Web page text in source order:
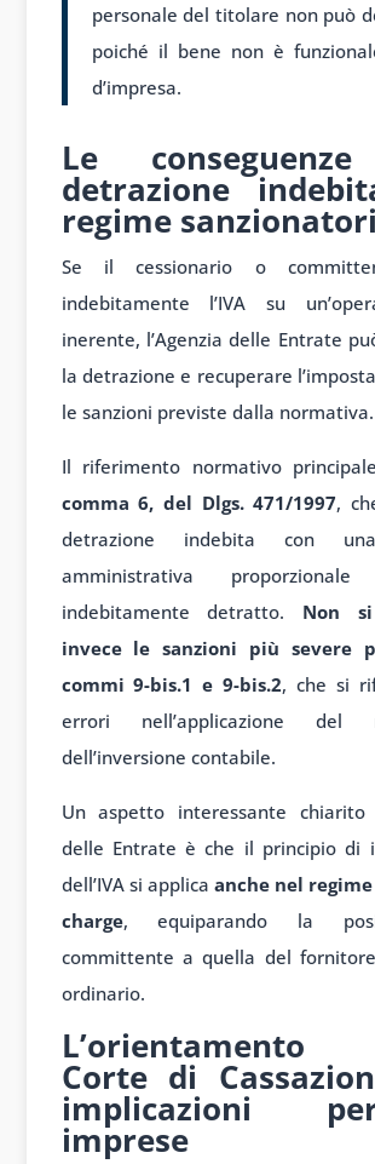
personale del titolare non può
poiché il bene non è
d’impresa.
Le
detrazione
regime
Se il cessionario o
indebitamente l’IVA su
inerente, l’Agenzia delle Entrate
la detrazione e recuperare
le sanzioni previste dalla normativa.
Il riferimento normativo
comma 6, del Dlgs. 471/1997,
detrazione indebita con
amministrativa proporzionale
indebitamente detratto. Non
invece le sanzioni più severe
commi 9-bis.1 e 9-bis.2, che si
errori nell’applicazione del
dell’inversione contabile.
Un aspetto interessante chiarito
delle Entrate è che il principio di
dell’IVA si applica anche nel
charge, equiparando la
committente a quella del
ordinario.
Corte di
implicazioni
imprese